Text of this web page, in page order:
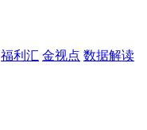
福利汇 金视点 数据解读